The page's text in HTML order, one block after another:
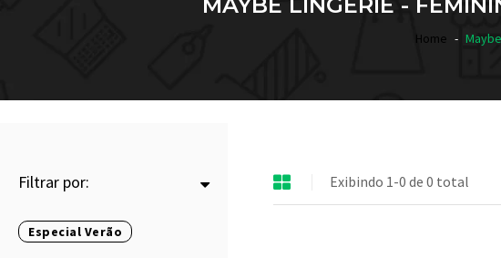
Home
Filtrar por:
Especial Verão
Exibindo 1-0 de 0 total